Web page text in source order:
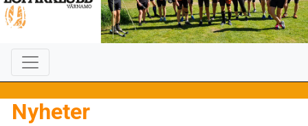
Nyheter